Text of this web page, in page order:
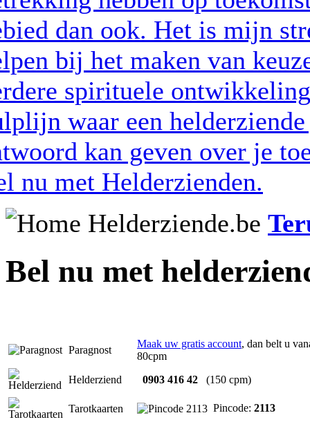
Bel nu met
Paragnost
Maak uw gratis account, dan belt u
80cpm
Helderziend
0903 416 42 (150 cpm)
Tarotkaarten Pincode: 2113